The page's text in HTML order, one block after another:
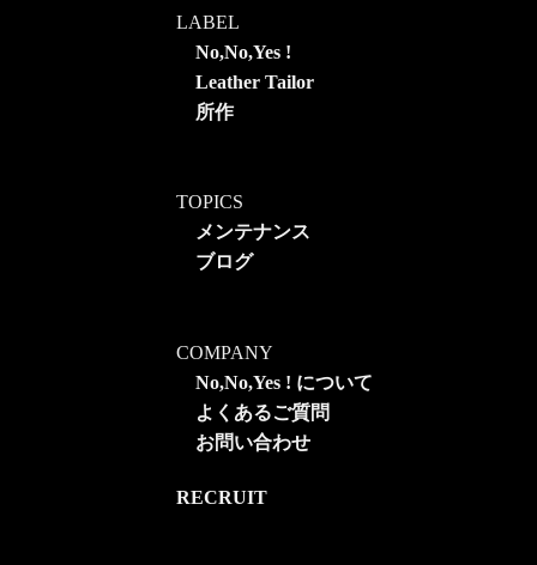
LABEL
No,No,Yes !
Leather Tailor
所作
TOPICS
メンテナンス
ブログ
COMPANY
No,No,Yes ! について
よくあるご質問
お問い合わせ
RECRUIT